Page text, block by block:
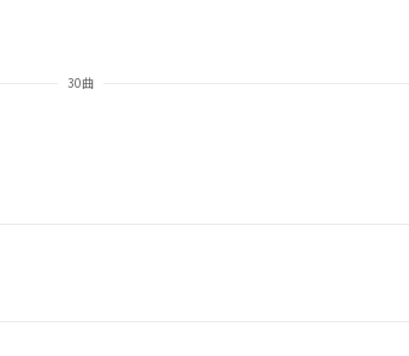
30曲